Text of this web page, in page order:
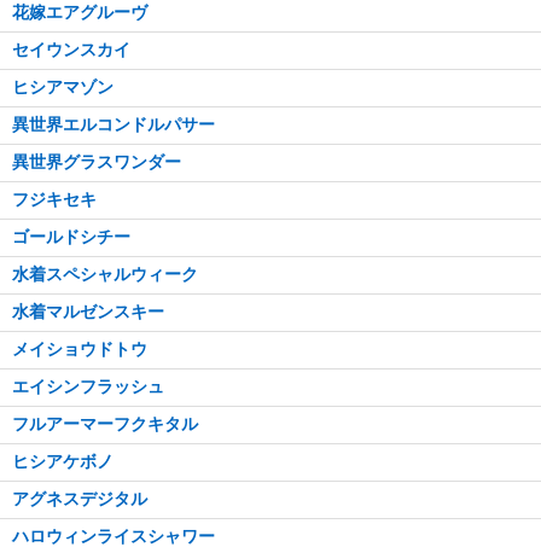
花嫁エアグルーヴ
セイウンスカイ
ヒシアマゾン
異世界エルコンドルパサー
異世界グラスワンダー
フジキセキ
ゴールドシチー
水着スペシャルウィーク
水着マルゼンスキー
メイショウドトウ
エイシンフラッシュ
フルアーマーフクキタル
ヒシアケボノ
アグネスデジタル
ハロウィンライスシャワー